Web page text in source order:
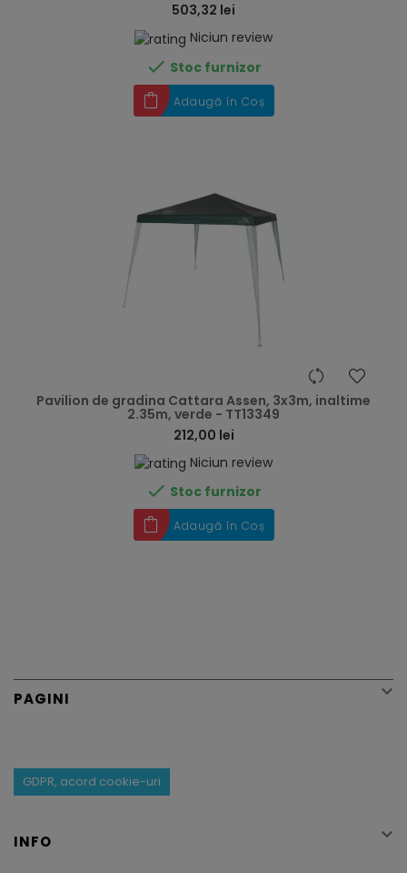
503,32 lei
Niciun review
 Stoc furnizor
Adaugă în Coș
Pavilion de gradina Cattara Assen, 3x3m, inaltime
2.35m, verde - TT13349
212,00 lei
Niciun review
 Stoc furnizor
Adaugă în Coș
PAGINI 
GDPR, acord cookie-uri
INFO 